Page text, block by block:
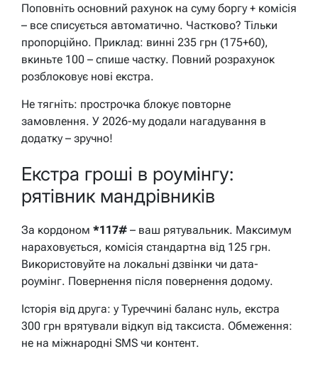
Поповніть основний рахунок на суму боргу + комісія
– все списується автоматично. Частково? Тільки
пропорційно. Приклад: винні 235 грн (175+60),
вкиньте 100 – спише частку. Повний розрахунок
розблоковує нові екстра.
Не тягніть: прострочка блокує повторне
замовлення. У 2026-му додали нагадування в
додатку – зручно!
Екстра гроші в роумінгу:
рятівник мандрівників
За кордоном *117# – ваш рятувальник. Максимум
нараховується, комісія стандартна від 125 грн.
Використовуйте на локальні дзвінки чи дата-
роумінг. Повернення після повернення додому.
Історія від друга: у Туреччині баланс нуль, екстра
300 грн врятували відкуп від таксиста. Обмеження:
не на міжнародні SMS чи контент.